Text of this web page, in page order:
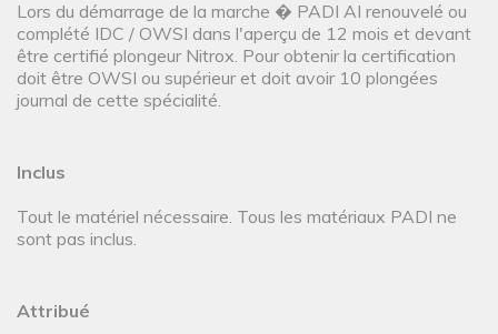
Lors du démarrage de la marche � PADI AI renouvelé ou
complété IDC / OWSI dans l'aperçu de 12 mois et devant
être certifié plongeur Nitrox. Pour obtenir la certification
doit être OWSI ou supérieur et doit avoir 10 plongées
journal de cette spécialité.
Inclus
Tout le matériel nécessaire. Tous les matériaux PADI ne
sont pas inclus.
Attribué